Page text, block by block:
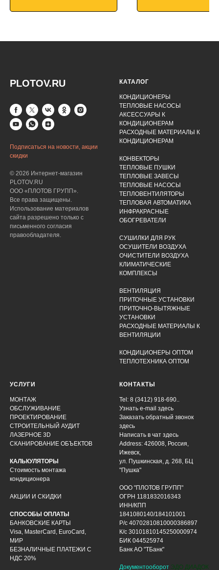
PLOTOV.RU
Подписаться на новости, акции
скидки
© 2026 Интернет-магазин
PLOTOV.RU
ООО «ПЛОТОВ ГРУПП».
Все права защищены.
Использование материалов
сайта разрешено только с
письменного согласия
правообладателя.
КАТАЛОГ
КОНДИЦИОНЕРЫ
ТЕПЛОВЫЕ НАСОСЫ
АКСЕССУАРЫ К
КОНДИЦИОНЕРАМ
РАСХОДНЫЕ МАТЕРИАЛЫ К
КОНДИЦИОНЕРАМ
КОНВЕКТОРЫ
ТЕПЛОВЫЕ ПУШКИ
ТЕПЛОВЫЕ ЗАВЕСЫ
ТЕПЛОВЫЕ НАСОСЫ
ТЕПЛОВЕНТИЛЯТОРЫ
ТЕПЛОВАЯ АВТОМАТИКА
ИНФРАКРАСНЫЕ
ОБОГРЕВАТЕЛИ
СУШИЛКИ ДЛЯ РУК
ОСУШИТЕЛИ ВОЗДУХА
ОЧИСТИТЕЛИ ВОЗДУХА
КЛИМАТИЧЕСКИЕ
КОМПЛЕКСЫ
ВЕНТИЛЯЦИЯ
ПРИТОЧНЫЕ УСТАНОВКИ
ПРИТОЧНО-ВЫТЯЖНЫЕ
УСТАНОВКИ
РАСХОДНЫЕ МАТЕРИАЛЫ К
ВЕНТИЛЯЦИИ
КОНДИЦИОНЕРЫ ОПТОМ
ТЕПЛОТЕХНИКА ОПТОМ
УСЛУГИ
МОНТАЖ
ОБСЛУЖИВАНИЕ
ПРОЕКТИРОВАНИЕ
СТРОИТЕЛЬНЫЙ АУДИТ
ЛАЗЕРНОЕ 3D
СКАНИРОВАНИЕ ОБЪЕКТОВ
КАЛЬКУЛЯТОРЫ
Стоимость монтажа
кондиционера
АКЦИИ И СКИДКИ
СПОСОБЫ ОПЛАТЫ
БАНКОВСКИЕ КАРТЫ
Visa, MasterCard, EuroCard,
МИР
БЕЗНАЛИЧНЫЕ ПЛАТЕЖИ С
НДС 20%
КОНТАКТЫ
Tel: 8 (3412) 918-690..
Узнать e-mail здесь
Заказать обратный звонок
здесь
Написать в чат здесь
Address: 426008, Россия,
Ижевск,
ул. Пушкинская, д. 268, БЦ
"Пушка"
ООО "ПЛОТОВ ГРУПП"
ОГРН 1181832016343
ИНН/КПП
1841080140/184101001
Р/с 40702810810000386897
К/с 30101810145250000974
БИК 044525974
Банк АО "ТБанк"
Документооборот ЭДО ДИАДОК